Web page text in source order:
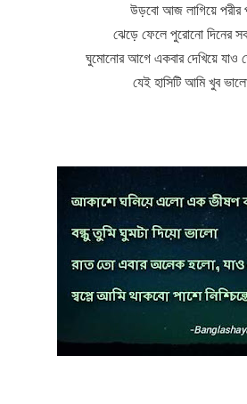
উড়বো আজ লাগিয়ে পরীর
ঝেড়ে ফেলে পুরোনো দিনের
ঘুমোনোর আগে একবার দেখিয়ে যাও
যেই হাসিটি আমি খুব